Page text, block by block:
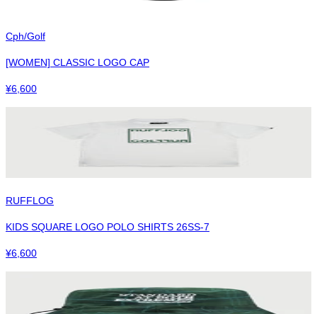
Cph/Golf
[WOMEN] CLASSIC LOGO CAP
¥6,600
RUFFLOG
KIDS SQUARE LOGO POLO SHIRTS 26SS-7
¥6,600